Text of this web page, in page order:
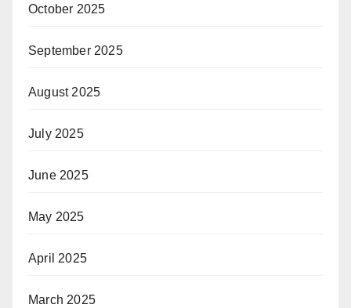
October 2025
September 2025
August 2025
July 2025
June 2025
May 2025
April 2025
March 2025